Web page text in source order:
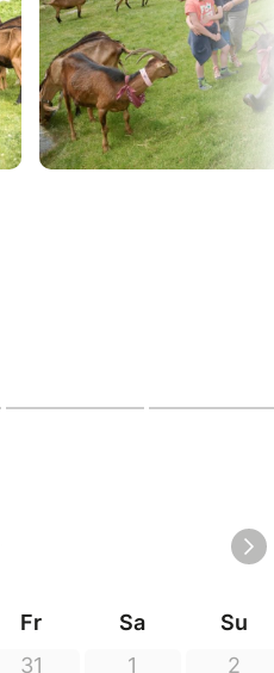
assistant à la traite des
où vous
de la traite des
sur place
un peu
POURREZ PAS